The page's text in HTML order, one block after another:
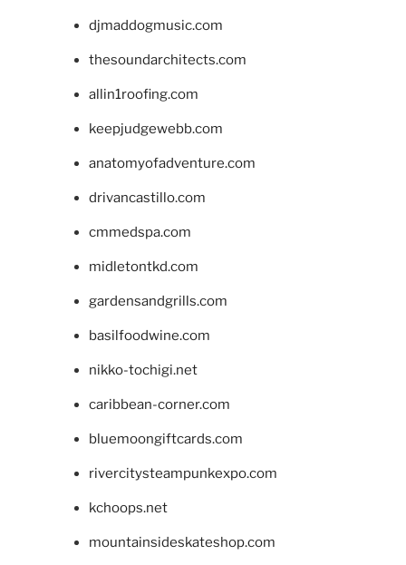
djmaddogmusic.com
thesoundarchitects.com
allin1roofing.com
keepjudgewebb.com
anatomyofadventure.com
drivancastillo.com
cmmedspa.com
midletontkd.com
gardensandgrills.com
basilfoodwine.com
nikko-tochigi.net
caribbean-corner.com
bluemoongiftcards.com
rivercitysteampunkexpo.com
kchoops.net
mountainsideskateshop.com